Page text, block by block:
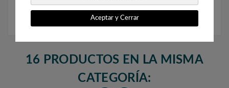
Aceptar y Cerrar
16 PRODUCTOS EN LA MISMA
CATEGORÍA: